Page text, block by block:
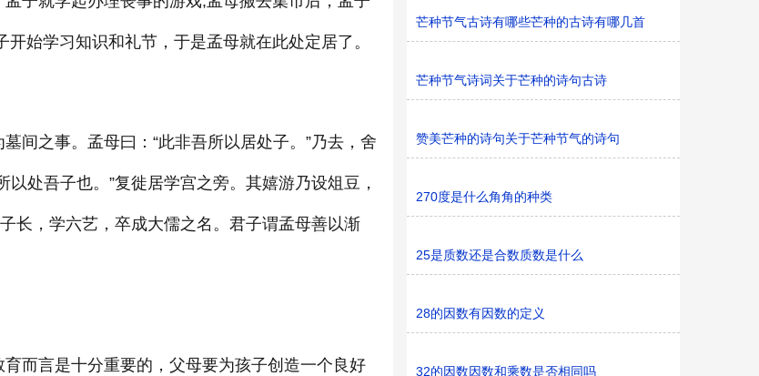
始学习知识和礼节，于是孟母就在此处定居了。
间之事。孟母曰：“此非吾所以居处子。”乃去，舍
处吾子也。”复徙居学宫之旁。其嬉游乃设俎豆，
长，学六艺，卒成大儒之名。君子谓孟母善以渐
而言是十分重要的，父母要为孩子创造一个良好
芒种节气古诗有哪些芒种的古诗有哪几首
芒种节气诗词关于芒种的诗句古诗
赞美芒种的诗句关于芒种节气的诗句
270度是什么角角的种类
25是质数还是合数质数是什么
28的因数有因数的定义
32的因数因数和乘数是否相同吗